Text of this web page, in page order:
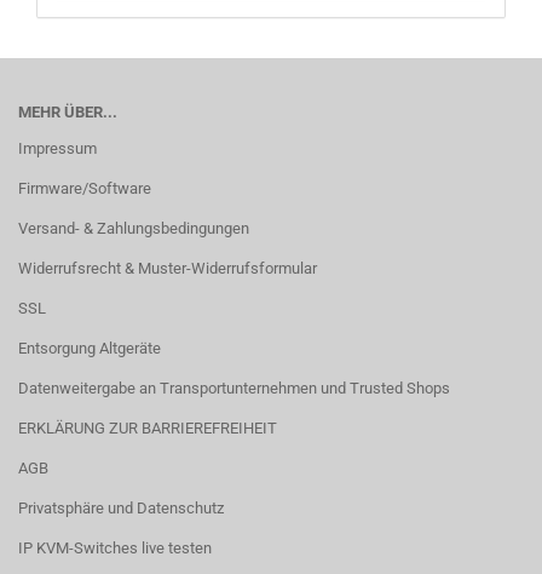
MEHR ÜBER...
Impressum
Firmware/Software
Versand- & Zahlungsbedingungen
Widerrufsrecht & Muster-Widerrufsformular
SSL
Entsorgung Altgeräte
Datenweitergabe an Transportunternehmen und Trusted Shops
ERKLÄRUNG ZUR BARRIEREFREIHEIT
AGB
Privatsphäre und Datenschutz
IP KVM-Switches live testen